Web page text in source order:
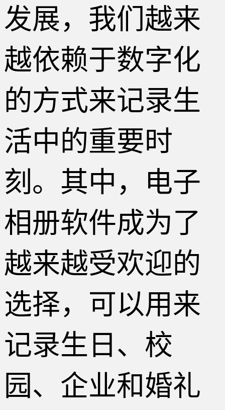
发展，我们越来
越依赖于数字化
的方式来记录生
活中的重要时
刻。其中，电子
相册软件成为了
越来越受欢迎的
选择，可以用来
记录生日、校
园、企业和婚礼